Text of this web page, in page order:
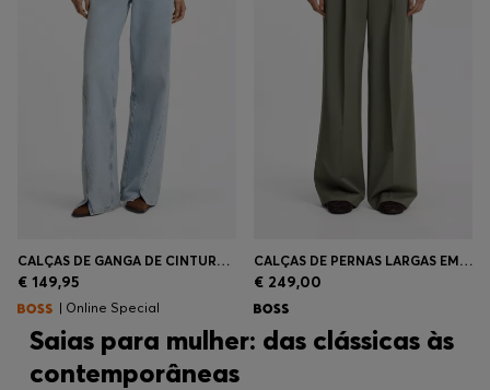
CALÇAS DE GANGA DE CINTURA SUBIDA E PERNA LARGA
€ 149,95
| Online Special
CALÇAS DE PERNAS LARGAS EM LÃ VIRGEM ITALIANA
€ 249,00
Saias para mulher: das clássicas às
contemporâneas